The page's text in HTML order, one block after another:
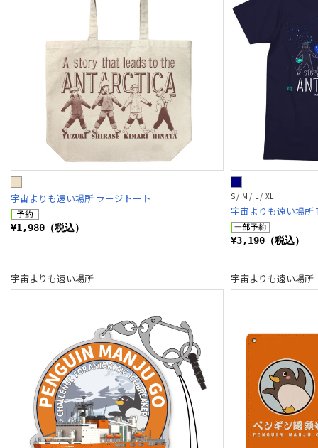
宇宙よりも遠い場所 ラージトート
¥1,980（税込）
S / M / L / XL
宇宙よりも遠い場所
¥3,190（税込）
宇宙よりも遠い場所 宇宙よりも遠い場所